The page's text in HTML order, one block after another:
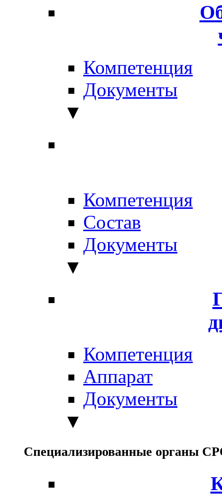
Компетенция
Документы
▼
Компетенция
Состав
Документы
▼
Компетенция
Аппарат
Документы
▼
Специализированные органы